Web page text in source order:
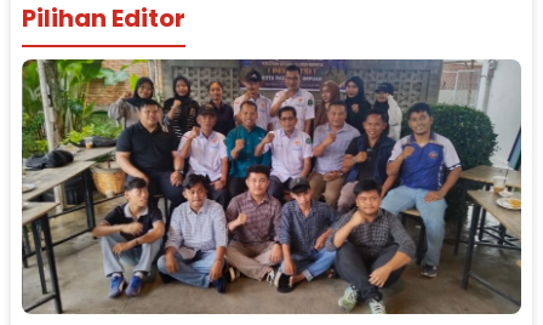
Pilihan Editor